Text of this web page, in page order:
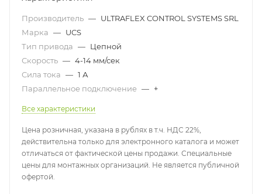
Производитель — ULTRAFLEX CONTROL SYSTEMS SRL
Марка — UCS
Тип привода — Цепной
Скорость — 4-14 мм/сек
Сила тока — 1 А
Параллельное подключение — +
Все характеристики
Цена розничная, указана в рублях в т.ч. НДС 22%,
действительна только для электронного каталога и может
отличаться от фактической цены продажи. Специальные
цены для монтажных организаций. Не является публичной
офертой.